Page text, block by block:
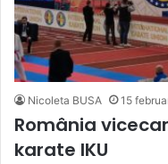
Nicoleta BUSA 15
România
karate IKU